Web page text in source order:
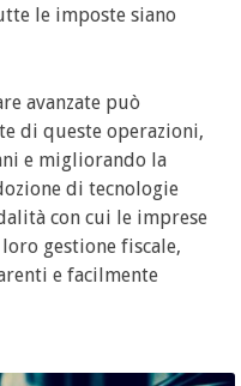
le imposte siano
avanzate può
di queste operazioni,
e migliorando la
di tecnologie
con cui le imprese
gestione fiscale,
e facilmente